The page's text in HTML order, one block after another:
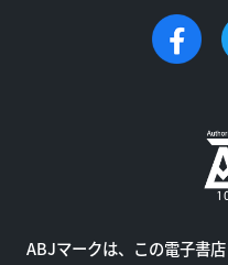
ABJマークは、この電子書